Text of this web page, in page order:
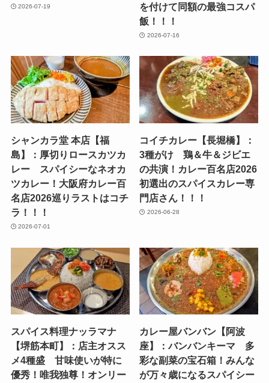
2026-07-19
を付けて同額の最強コスパ
飯！！！
2026-07-16
シャンカラ堂 本店【福
島】：厚切りロースカツカ
レー スパイシーなネオカ
ツカレー！大阪府カレー百
名店2026巡りラストはコチ
ラ！！！
2026-07-01
コイチカレー【長堀橋】：
3種がけ 鶏＆牛＆ジビエ
の共演！カレー百名店2026
初選出のスパイスカレー専
門店さん！！！
2026-06-28
スパイス料理ナッラマナ
【堺筋本町】：店主オスス
メ4種盛 甘味使いが特に
優秀！唯我独尊！オンリー
カレー屋バンバン【阿波
座】：バンバンキーマ 多
彩な副菜の宝石箱！みんな
が万々歳になるスパイシー